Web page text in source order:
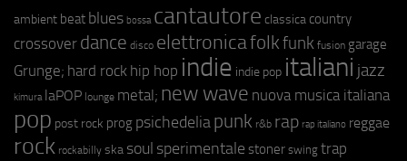
ambient beat blues bossa cantautore classica country
crossover dance disco elettronicafolkfunk fusion garage
Grunge; hard rock hip hop indie indie pop italiani jazz
kimura laPOP lounge metal; new wave nuova musica italiana
pop post rock prog psichedeliapunk r&b rap rap italiano reggae
rock rockabilly ska soul sperimentale stoner swing trap